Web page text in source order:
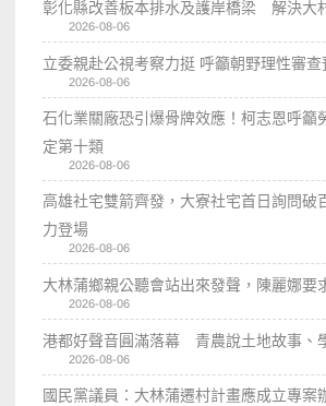
彰化縣改善板本排水及護岸橋梁 解決大
2026-08-06
立委親赴公視考察力挺 呼籲朝野理性審查
2026-08-06
石化業關廠恐引爆骨牌效應！柯志恩呼籲
定第十類
2026-08-06
高雄社宅雙箭齊發，大寮社宅首日詢問破
力登場
2026-08-06
大林蒲鄉親公聽會站出來發聲，陳麗娜要
2026-08-06
港都好聲音圓滿落幕 青農說土地故事、
2026-08-06
國民黨議員：大林蒲遷村計畫應成立專案